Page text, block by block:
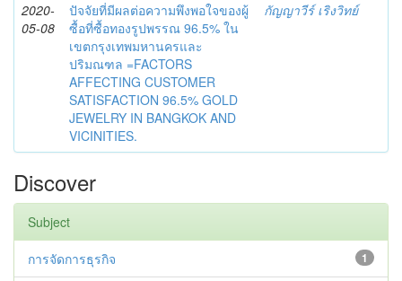
2020-
05-08
ปัจจัยที่มีผลต่อความพึงพอใจของผู้
ซื้อที่ซื้อทองรูปพรรณ 96.5% ใน
เขตกรุงเทพมหานครและ
ปริมณฑล =FACTORS
AFFECTING CUSTOMER
SATISFACTION 96.5% GOLD
JEWELRY IN BANGKOK AND
VICINITIES.
กัญญาวีร์ เริงวิทย์
Discover
Subject
1
การจัดการธุรกิจ